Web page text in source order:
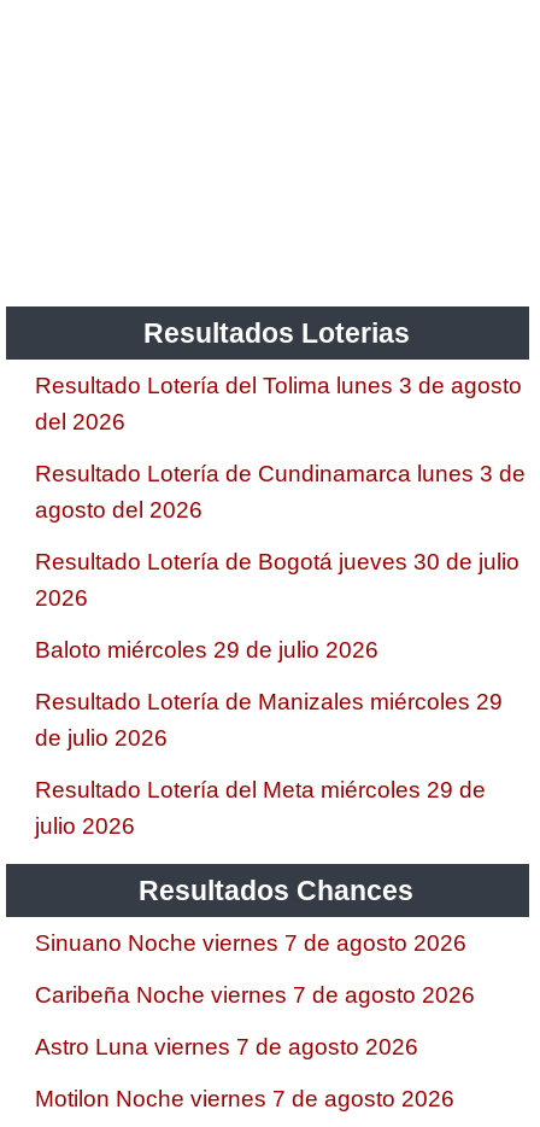
Resultados Loterias
Resultado Lotería del Tolima lunes 3 de agosto
del 2026
Resultado Lotería de Cundinamarca lunes 3 de
agosto del 2026
Resultado Lotería de Bogotá jueves 30 de julio
2026
Baloto miércoles 29 de julio 2026
Resultado Lotería de Manizales miércoles 29
de julio 2026
Resultado Lotería del Meta miércoles 29 de
julio 2026
Resultados Chances
Sinuano Noche viernes 7 de agosto 2026
Caribeña Noche viernes 7 de agosto 2026
Astro Luna viernes 7 de agosto 2026
Motilon Noche viernes 7 de agosto 2026